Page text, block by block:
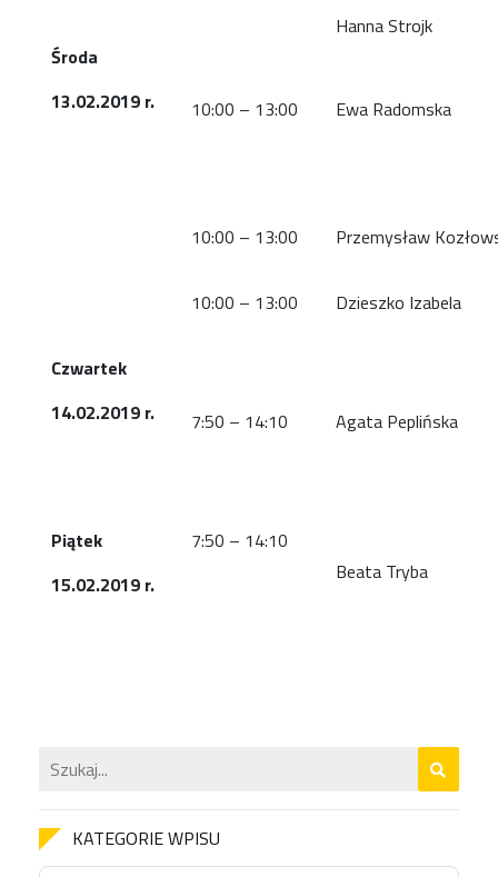
Środa
13.02.2019 r.
Hanna Strojk
10:00 – 13:00 Ewa Radomska
10:00 – 13:00 Przemysław
10:00 – 13:00 Dzieszko Izabela
Czwartek
14.02.2019 r.
7:50 – 14:10 Agata Peplińska
Piątek
15.02.2019 r.
7:50 – 14:10
Beata Tryba
KATEGORIE WPISU